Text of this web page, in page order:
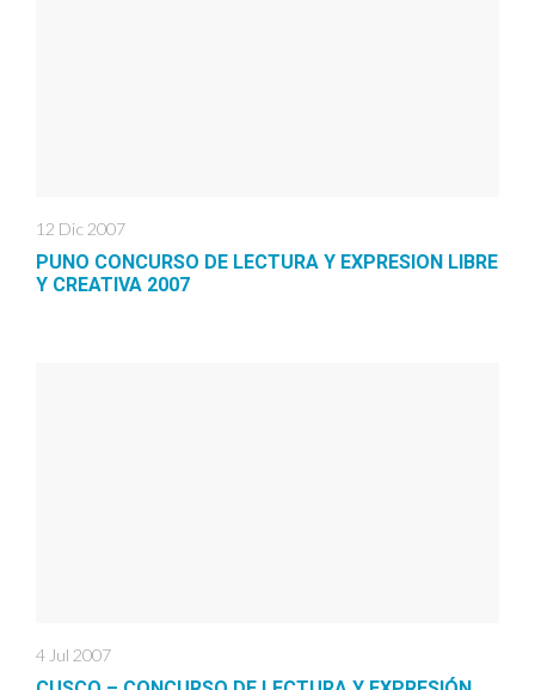
12 Dic 2007
PUNO CONCURSO DE LECTURA Y EXPRESION LIBRE
Y CREATIVA 2007
4 Jul 2007